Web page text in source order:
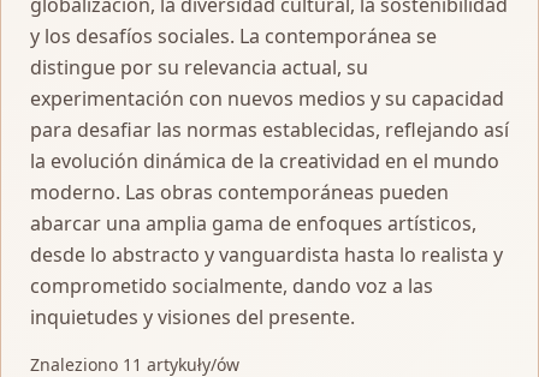
y los desafíos sociales. La contemporánea se
distingue por su relevancia actual, su
experimentación con nuevos medios y su capacidad
para desafiar las normas establecidas, reflejando así
la evolución dinámica de la creatividad en el mundo
moderno. Las obras contemporáneas pueden
abarcar una amplia gama de enfoques artísticos,
desde lo abstracto y vanguardista hasta lo realista y
comprometido socialmente, dando voz a las
inquietudes y visiones del presente.
Znaleziono 11 artykuły/ów